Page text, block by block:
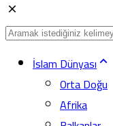
İslam Dünyası
Orta Doğu
Afrika